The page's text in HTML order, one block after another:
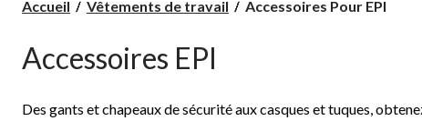
à
Accueil Vêtements de travail
Accessoires
Accessoires Pour EPI
Accessoires EPI
Des gants et chapeaux de sécurité aux casques et tuques,